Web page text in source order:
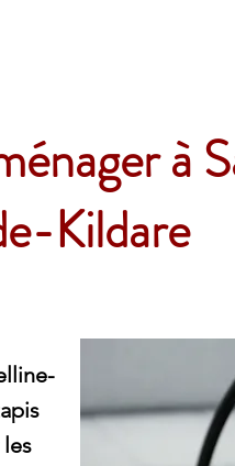
à
Kildare